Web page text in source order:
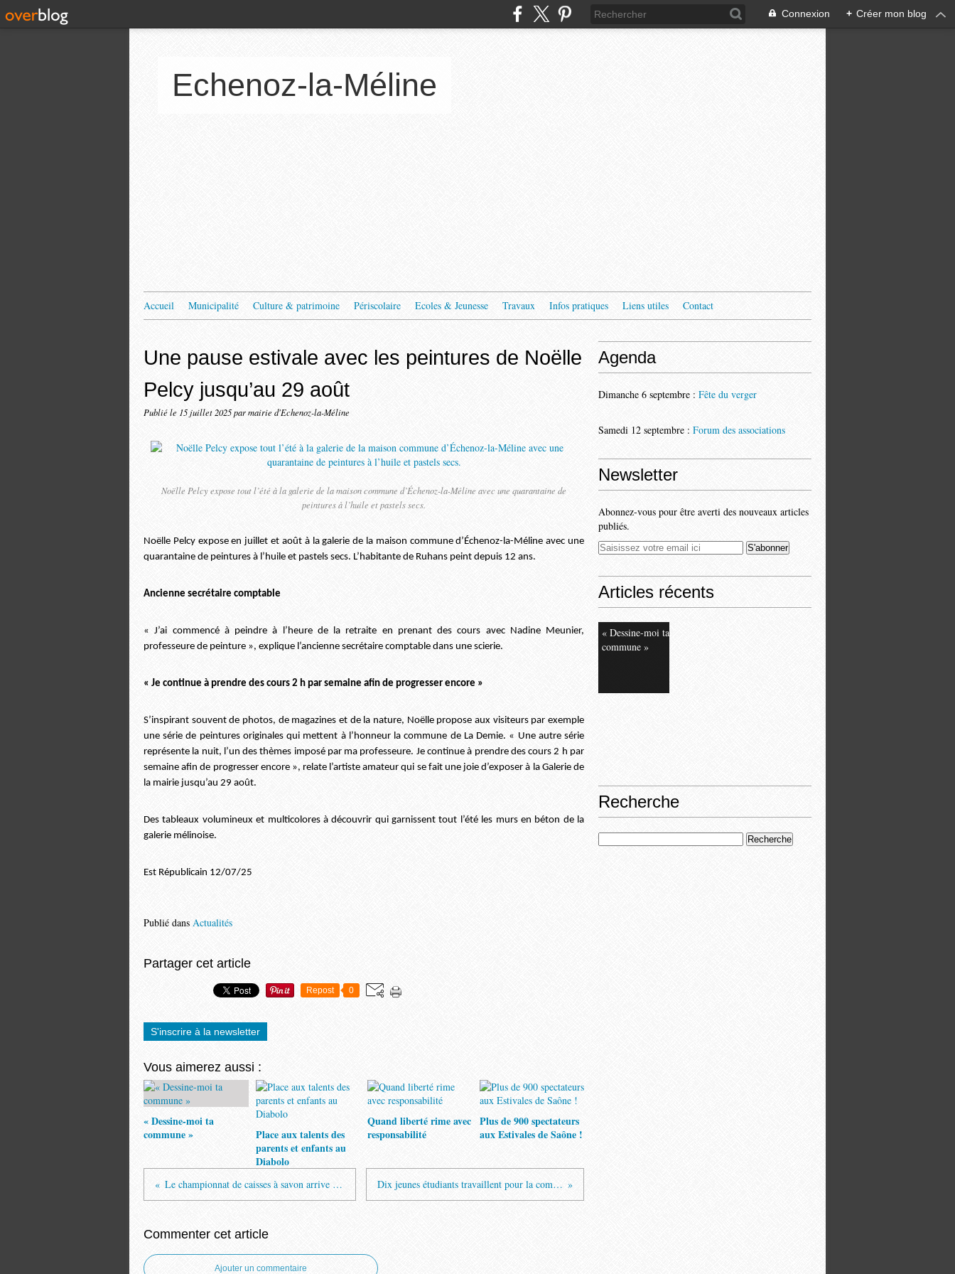
Connexion + Créer mon blog
Echenoz-la-Méline
Accueil Municipalité Culture & patrimoine Périscolaire Ecoles & Jeunesse Travaux Infos pratiques Liens utiles Contact
Une pause estivale avec les peintures de Noëlle
Pelcy jusqu’au 29 août
Publié le 15 juillet 2025par mairie d'Echenoz-la-Méline
Noëlle Pelcy expose tout l’été à la galerie de la maison commune d’Échenoz-la-Méline avec une quarantaine de
peintures à l’huile et pastels secs.
Noëlle Pelcy expose en juillet et août à la galerie de la maison commune d’Échenoz-la-Méline avec une
quarantaine de peintures à l’huile et pastels secs. L’habitante de Ruhans peint depuis 12 ans.
Ancienne secrétaire comptable
« J’ai commencé à peindre à l’heure de la retraite en prenant des cours avec Nadine Meunier,
professeure de peinture », explique l’ancienne secrétaire comptable dans une scierie.
« Je continue à prendre des cours 2 h par semaine afin de progresser encore »
S’inspirant souvent de photos, de magazines et de la nature, Noëlle propose aux visiteurs par exemple
une série de peintures originales qui mettent à l’honneur la commune de La Demie. « Une autre série
représente la nuit, l’un des thèmes imposé par ma professeure. Je continue à prendre des cours 2 h par
semaine afin de progresser encore », relate l’artiste amateur qui se fait une joie d’exposer à la Galerie de
la mairie jusqu’au 29 août.
Des tableaux volumineux et multicolores à découvrir qui garnissent tout l’été les murs en béton de la
galerie mélinoise.
Est Républicain 12/07/25
Publié dans Actualités
Partager cet article
Repost 0
S'inscrire à la newsletter
Vous aimerez aussi :
« Dessine-moi ta
commune »
Place aux talents des
parents et enfants au
Diabolo
Quand liberté rime avec
responsabilité
Plus de 900 spectateurs
aux Estivales de Saône !
Le championnat de caisses à savon arrive dimanche prochain Dix jeunes étudiants travaillent pour la commune pendant l’été
Commenter cet article
Ajouter un commentaire
Agenda
Dimanche 6 septembre : Fête du verger
Samedi 12 septembre : Forum des associations
Newsletter
Abonnez-vous pour être averti des nouveaux articles
publiés.
Articles récents
« Dessine-moi ta
commune »
Recherche